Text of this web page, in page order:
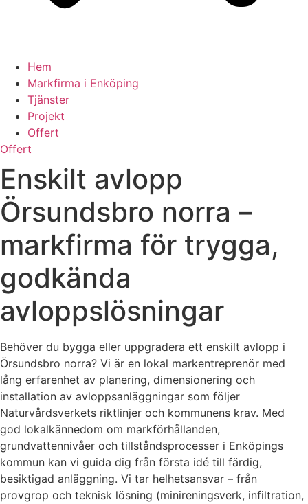
Hem
Markfirma i Enköping
Tjänster
Projekt
Offert
Offert
Enskilt avlopp
Örsundsbro norra –
markfirma för trygga,
godkända
avloppslösningar
Behöver du bygga eller uppgradera ett enskilt avlopp i
Örsundsbro norra? Vi är en lokal markentreprenör med
lång erfarenhet av planering, dimensionering och
installation av avloppsanläggningar som följer
Naturvårdsverkets riktlinjer och kommunens krav. Med
god lokalkännedom om markförhållanden,
grundvattennivåer och tillståndsprocesser i Enköpings
kommun kan vi guida dig från första idé till färdig,
besiktigad anläggning. Vi tar helhetsansvar – från
provgrop och teknisk lösning (minireningsverk, infiltration,